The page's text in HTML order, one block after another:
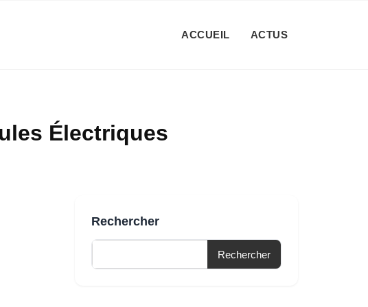
ACCUEIL ACTUS
Électriques
Rechercher
Rechercher